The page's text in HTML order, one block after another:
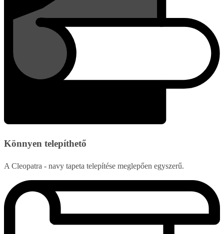
Könnyen telepíthető
A Cleopatra - navy tapeta telepítése meglepően egyszerű.